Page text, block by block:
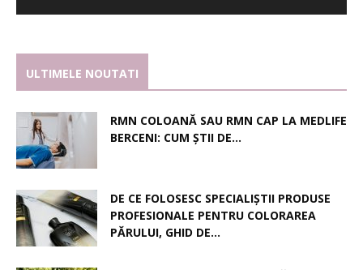
ULTIMELE NOUTATI
RMN COLOANĂ SAU RMN CAP LA MEDLIFE
BERCENI: CUM ȘTII DE...
DE CE FOLOSESC SPECIALIȘTII PRODUSE
PROFESIONALE PENTRU COLORAREA
PĂRULUI, GHID DE...